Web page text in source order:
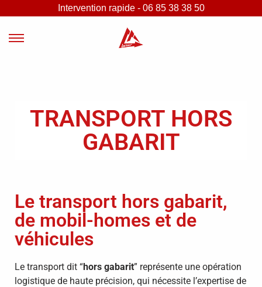
Intervention rapide - 06 85 38 38 50
TRANSPORT HORS
GABARIT
Le transport hors gabarit,
de mobil-homes et de
véhicules
Le transport dit “hors gabarit” représente une opération
logistique de haute précision, qui nécessite l’expertise de